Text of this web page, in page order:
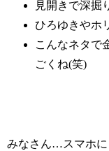
見開きで深掘
ひろゆきやホ
こんなネタで
ごくね(笑)
みなさん…スマホに